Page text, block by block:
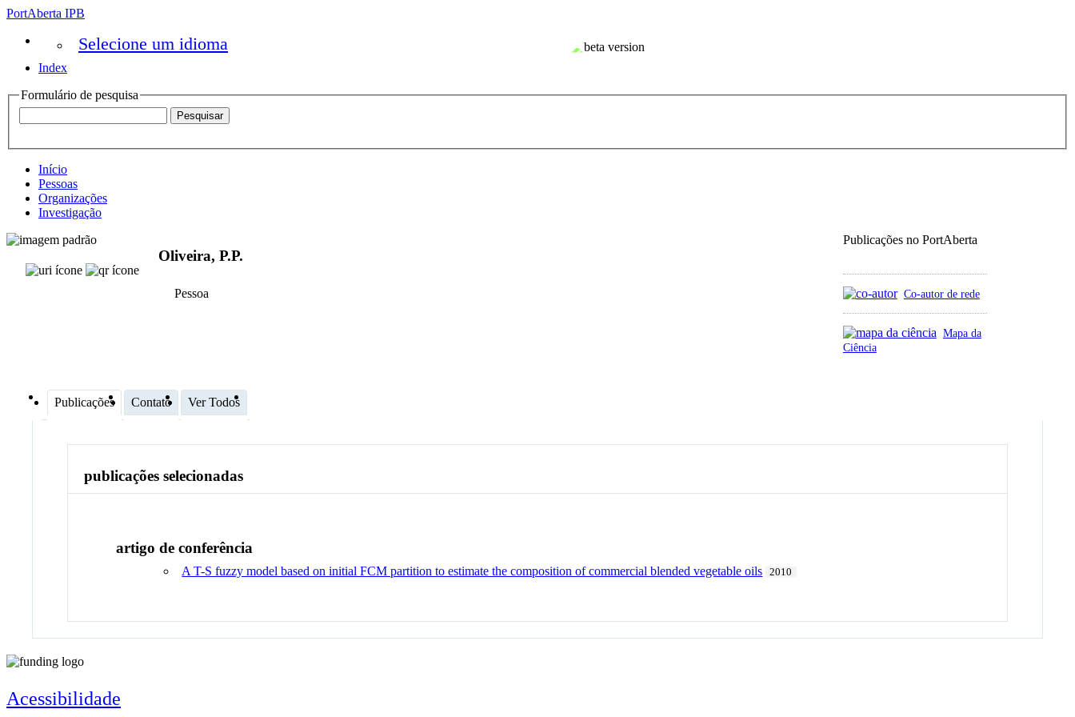
PortAberta IPB
Selecione um idioma
Index
Formulário de pesquisa
Início
Pessoas
Organizações
Investigação
Publicações no PortAberta
Co-autor de rede
Mapa da
Ciência
Oliveira, P.P.
Pessoa
Publicações Contato Ver Todos
publicações selecionadas
artigo de conferência
A T-S fuzzy model based on initial FCM partition to estimate the composition of commercial blended vegetable oils 2010
Acessibilidade